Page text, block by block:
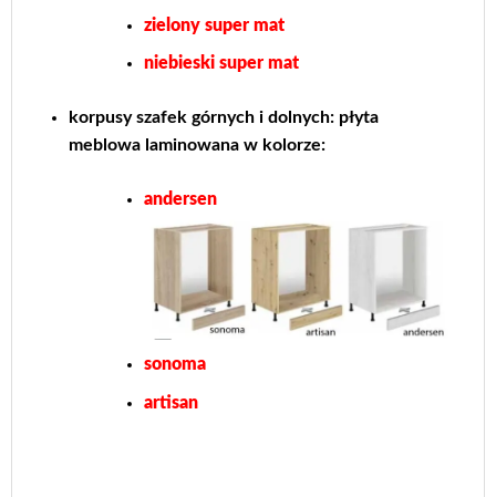
zielony super mat
niebieski super mat
korpusy szafek górnych i dolnych: płyta
meblowa laminowana w kolorze:
andersen
sonoma
artisan